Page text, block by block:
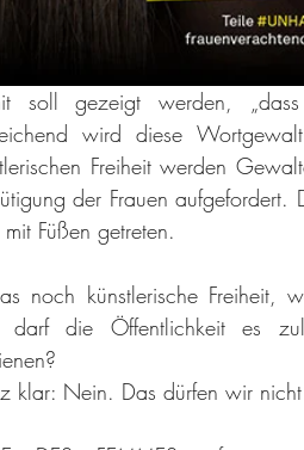
soll gezeigt werden,
wird diese
Freiheit werden
der Frauen
mit Füßen getreten.
noch künstlerische Freiheit,
darf die Öffentlichkeit es
klar: Nein. Das dürfen wir